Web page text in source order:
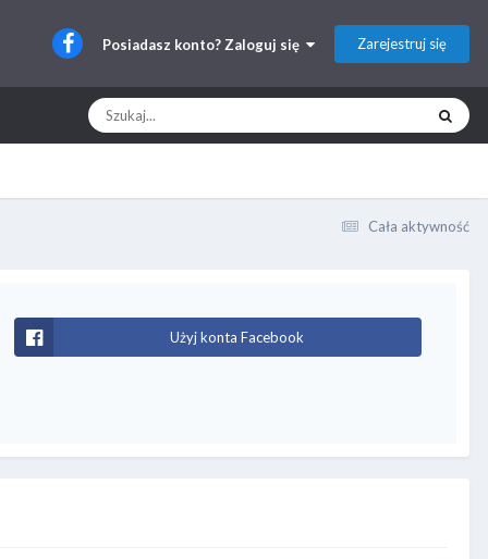
Posiadasz konto? Zaloguj się Zarejestruj się
Cała aktywność
Użyj konta Facebook